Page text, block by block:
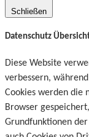
Schließen
Datenschutz
Diese Website
verbessern,
Cookies werden die
Browser
Grundfunktionen